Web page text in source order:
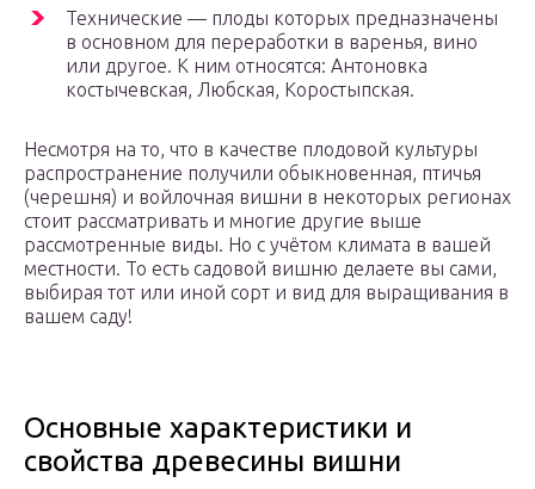
Технические — плоды которых предназначены
в основном для переработки в варенья, вино
или другое. К ним относятся: Антоновка
костычевская, Любская, Коростыпская.
Несмотря на то, что в качестве плодовой культуры
распространение получили обыкновенная, птичья
(черешня) и войлочная вишни в некоторых регионах
стоит рассматривать и многие другие выше
рассмотренные виды. Но с учётом климата в вашей
местности. То есть садовой вишню делаете вы сами,
выбирая тот или иной сорт и вид для выращивания в
вашем саду!
Основные характеристики и
свойства древесины вишни